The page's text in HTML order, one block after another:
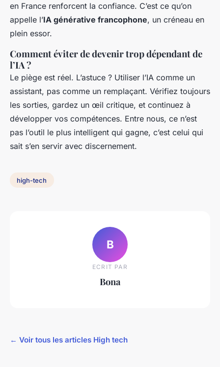
en France renforcent la confiance. C’est ce qu’on
appelle l’IA générative francophone, un créneau en
plein essor.
Comment éviter de devenir trop dépendant de
l’IA ?
Le piège est réel. L’astuce ? Utiliser l’IA comme un
assistant, pas comme un remplaçant. Vérifiez toujours
les sorties, gardez un œil critique, et continuez à
développer vos compétences. Entre nous, ce n’est
pas l’outil le plus intelligent qui gagne, c’est celui qui
sait s’en servir avec discernement.
high-tech
B
ECRIT PAR
Bona
← Voir tous les articles High tech